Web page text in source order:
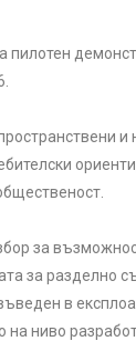
и
за
за разделно
в
ниво